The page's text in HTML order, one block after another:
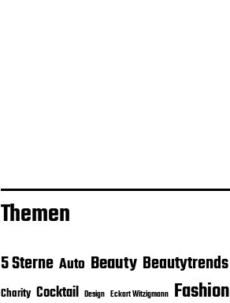
Themen
5 Sterne Auto Beauty Beautytrends
Charity Cocktail Design Eckart Witzigmann Fashion